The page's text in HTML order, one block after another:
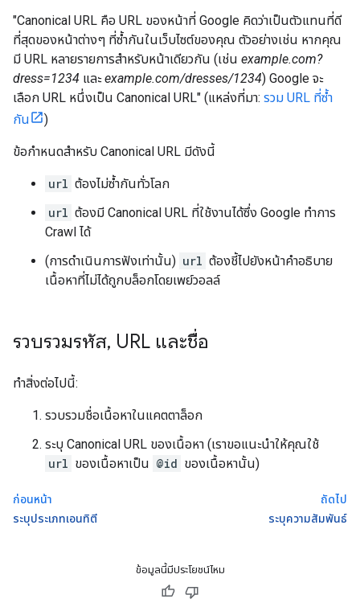
"Canonical URL คือ URL ของหน้าที่ Google คิดว่าเป็นตัวแทนที่ดี
ที่สุดของหน้าต่างๆ ที่ซ้ำกันในเว็บไซต์ของคุณ ตัวอย่างเช่น หากคุณ
มี URL หลายรายการสําหรับหน้าเดียวกัน (เช่น example.com?
dress=1234 และexample.com/dresses/1234) Google จะ
เลือก URL หนึ่งเป็น Canonical URL" (แหล่งที่มา: รวม URL ที่ซ้ำ
กัน
)
ข้อกำหนดสำหรับ Canonical URL มีดังนี้
url ต้องไม่ซ้ำกันทั่วโลก
url ต้องมี Canonical URL ที่ใช้งานได้ซึ่ง Google ทำการ
Crawl ได้
(การดำเนินการฟังเท่านั้น) url ต้องชี้ไปยังหน้าคำอธิบาย
เนื้อหาที่ไม่ได้ถูกบล็อกโดยเพย์วอลล์
รวบรวมรหัส, URL และชื่อ
ทำสิ่งต่อไปนี้:
รวบรวมชื่อเนื้อหาในแคตตาล็อก
ระบุ Canonical URL ของเนื้อหา (เราขอแนะนำให้คุณใช้
url ของเนื้อหาเป็น @id ของเนื้อหานั้น)
ก่อนหน้า
ระบุประเภทเอนทิตี
ถัดไป
ระบุความสัมพันธ์
ข้อมูลนี้มีประโยชน์ไหม